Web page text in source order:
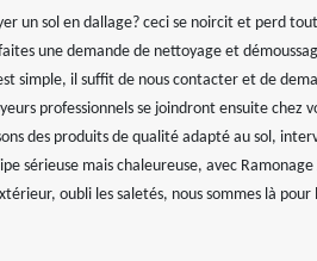
un sol en dallage? ceci se noircit et perd
une demande de nettoyage et
simple, il suffit de nous contacter et de
professionnels se joindront ensuite chez
des produits de qualité adapté au sol,
sérieuse mais chaleureuse, avec Ramonage
oubli les saletés, nous sommes là pour